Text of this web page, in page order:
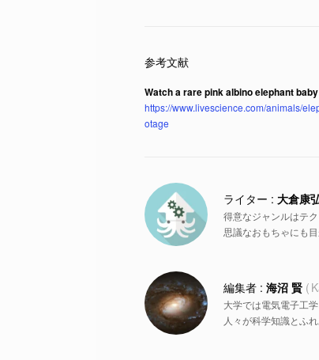
Watch a rare pink albino elephant
https://www.livescience.com/animals/
otage
大倉康
得意なジャンルはテ
思議なおもちゃにも
海沼 賢
大学では電気電子工
人々が科学知識とふ